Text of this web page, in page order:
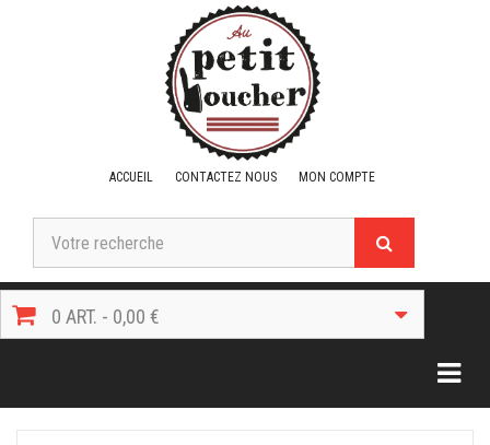
ACCUEIL CONTACTEZ NOUS MON COMPTE
0 ART. - 0,00 €